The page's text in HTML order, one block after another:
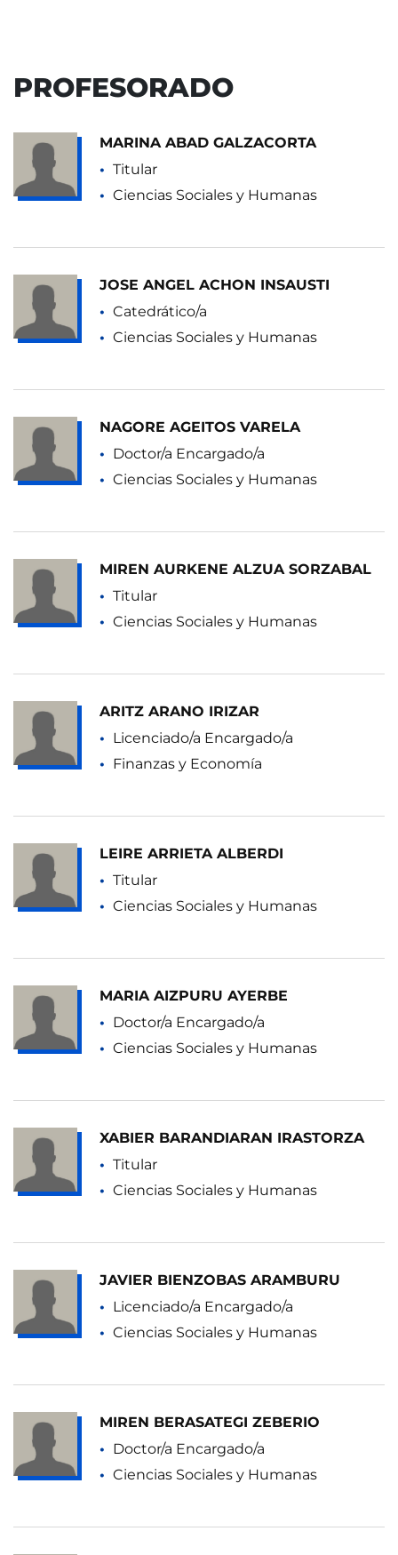
PROFESORADO
MARINA ABAD GALZACORTA
Titular
Ciencias Sociales y Humanas
JOSE ANGEL ACHON INSAUSTI
Catedrático/a
Ciencias Sociales y Humanas
NAGORE AGEITOS VARELA
Doctor/a Encargado/a
Ciencias Sociales y Humanas
MIREN AURKENE ALZUA SORZABAL
Titular
Ciencias Sociales y Humanas
ARITZ ARANO IRIZAR
Licenciado/a Encargado/a
Finanzas y Economía
LEIRE ARRIETA ALBERDI
Titular
Ciencias Sociales y Humanas
MARIA AIZPURU AYERBE
Doctor/a Encargado/a
Ciencias Sociales y Humanas
XABIER BARANDIARAN IRASTORZA
Titular
Ciencias Sociales y Humanas
JAVIER BIENZOBAS ARAMBURU
Licenciado/a Encargado/a
Ciencias Sociales y Humanas
MIREN BERASATEGI ZEBERIO
Doctor/a Encargado/a
Ciencias Sociales y Humanas